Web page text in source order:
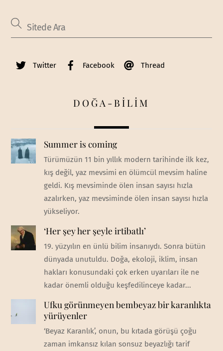
Twitter Facebook Thread
DOĞA-BİLİM
Summer is coming
Türümüzün 11 bin yıllık modern tarihinde ilk kez,
kış değil, yaz mevsimi en ölümcül mevsim haline
geldi. Kış mevsiminde ölen insan sayısı hızla
azalırken, yaz mevsiminde ölen insan sayısı hızla
yükseliyor.
‘Her şey her şeyle irtibatlı’
19. yüzyılın en ünlü bilim insanıydı. Sonra bütün
dünyada unutuldu. Doğa, ekoloji, iklim, insan
hakları konusundaki çok erken uyarıları ile ne
kadar önemli olduğu keşfedilinceye kadar...
Ufku görünmeyen bembeyaz bir karanlıkta
yürüyenler
‘Beyaz Karanlık’, onun, bu kıtada görüşü çoğu
zaman imkansız kılan sonsuz beyazlığı tarif